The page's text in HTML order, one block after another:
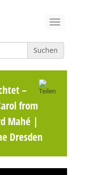
Suchen
–
from
Mahé |
Dresden